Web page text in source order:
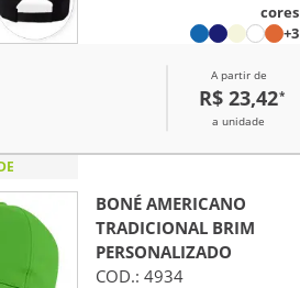
diário. Ideal para proteção solar
e uso em atividades externas.
adequado para diferentes estilos
cores
+3
A partir de
R$ 23,42*
a unidade
BONÉ AMERICANO
TRADICIONAL BRIM
PERSONALIZADO
COD.: 4934